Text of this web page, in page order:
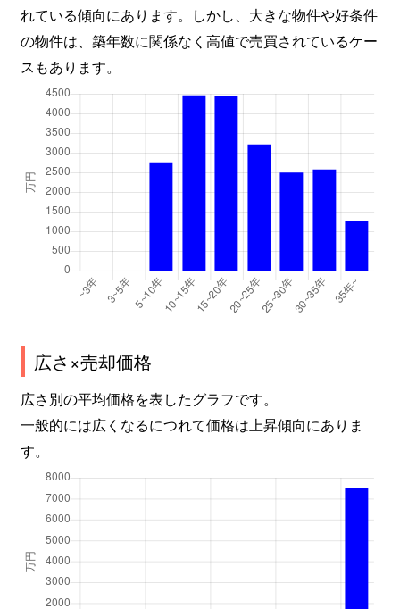
れている傾向にあります。しかし、大きな物件や好条件
の物件は、築年数に関係なく高値で売買されているケー
スもあります。
広さ×売却価格
広さ別の平均価格を表したグラフです。
一般的には広くなるにつれて価格は上昇傾向にありま
す。